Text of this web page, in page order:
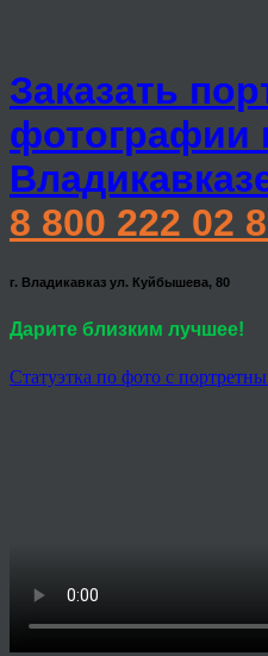
Заказать
фотографии
8 800 222 02
г. Владикавказ ул. Куйбышева, 80
Дарите близким лучшее!
Статуэтка по фото с